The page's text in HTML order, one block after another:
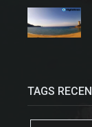
TAGS